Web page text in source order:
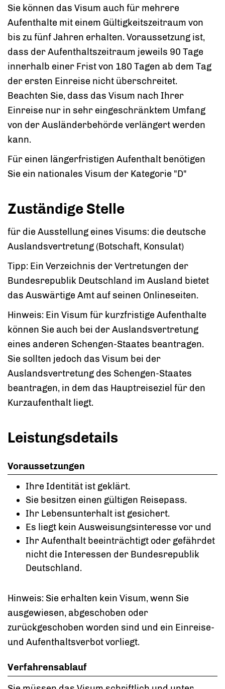
Sie können das Visum auch für mehrere
Aufenthalte mit einem Gültigkeitszeitraum von
bis zu fünf Jahren erhalten. Voraussetzung ist,
dass der Aufenthaltszeitraum jeweils 90 Tage
innerhalb einer Frist von 180 Tagen ab dem Tag
der ersten Einreise nicht überschreitet.
Beachten Sie, dass das Visum nach Ihrer
Einreise nur in sehr eingeschränktem Umfang
von der Ausländerbehörde verlängert werden
kann.
Für einen längerfristigen Aufenthalt benötigen
Sie ein nationales Visum der Kategorie "D"
Zuständige Stelle
für die Ausstellung eines Visums: die deutsche
Auslandsvertretung (Botschaft, Konsulat)
Tipp: Ein Verzeichnis der Vertretungen der
Bundesrepublik Deutschland im Ausland bietet
das Auswärtige Amt auf seinen Onlineseiten.
Hinweis: Ein Visum für kurzfristige Aufenthalte
können Sie auch bei der Auslandsvertretung
eines anderen Schengen-Staates beantragen.
Sie sollten jedoch das Visum bei der
Auslandsvertretung des Schengen-Staates
beantragen, in dem das Hauptreiseziel für den
Kurzaufenthalt liegt.
Leistungsdetails
Voraussetzungen
Ihre Identität ist geklärt.
Sie besitzen einen gültigen Reisepass.
Ihr Lebensunterhalt ist gesichert.
Es liegt kein Ausweisungsinteresse vor und
Ihr Aufenthalt beeinträchtigt oder gefährdet
nicht die Interessen der Bundesrepublik
Deutschland.
Hinweis: Sie erhalten kein Visum, wenn Sie
ausgewiesen, abgeschoben oder
zurückgeschoben worden sind und ein Einreise-
und Aufenthaltsverbot vorliegt.
Verfahrensablauf